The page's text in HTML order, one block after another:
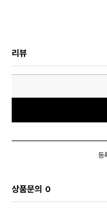
리뷰
등
상품문의 0